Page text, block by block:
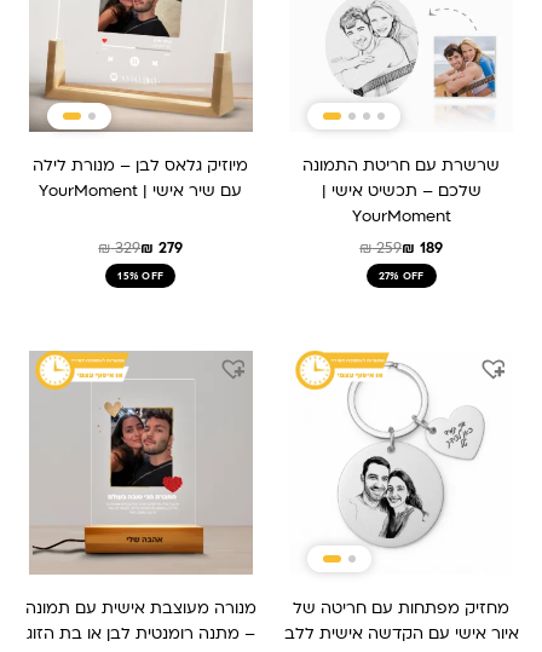
שרשרת עם חריטת התמונה
שלכם – תכשיט אישי |
YourMoment
₪259₪ 189
27% OFF
מיוזיק גלאס לבן – מנורת לילה
עם שיר אישי | YourMoment
₪329₪ 279
15% OFF
מחזיק מפתחות עם חריטה של
איור אישי עם הקדשה אישית ללב
המקורי
היה:
₪ 239.
הנוכחי
הוא:
₪ 159.
מנורה מעוצבת אישית עם תמונה
– מתנה רומנטית לבן או בת הזוג
המחיר
המקורי
המחיר
הנוכחי